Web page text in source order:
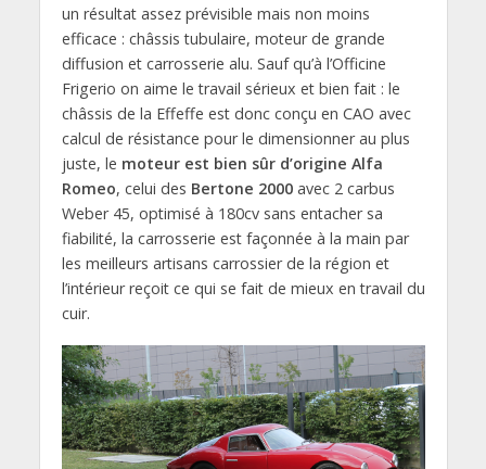
un résultat assez prévisible mais non moins
efficace : châssis tubulaire, moteur de grande
diffusion et carrosserie alu. Sauf qu’à l’Officine
Frigerio on aime le travail sérieux et bien fait : le
châssis de la Effeffe est donc conçu en CAO avec
calcul de résistance pour le dimensionner au plus
juste, le moteur est bien sûr d’origine Alfa
Romeo, celui des Bertone 2000avec 2 carbus
Weber 45, optimisé à 180cv sans entacher sa
fiabilité, la carrosserie est façonnée à la main par
les meilleurs artisans carrossier de la région et
l’intérieur reçoit ce qui se fait de mieux en travail du
cuir.